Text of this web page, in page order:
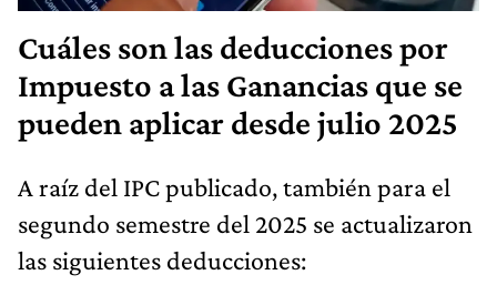
Cuáles son las deducciones por
Impuesto a las Ganancias que se
pueden aplicar desde julio 2025
A raíz del IPC publicado, también para el
segundo semestre del 2025 se actualizaron
las siguientes deducciones: